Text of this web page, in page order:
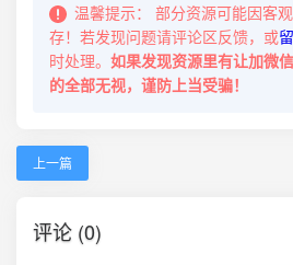
温馨提示：
部分资源可能因客
存！若发现问题请评论区反馈，或
时处理。 如果发现资源里有让加微
的全部无视，谨防上当受骗！
上一篇
评论 (0)